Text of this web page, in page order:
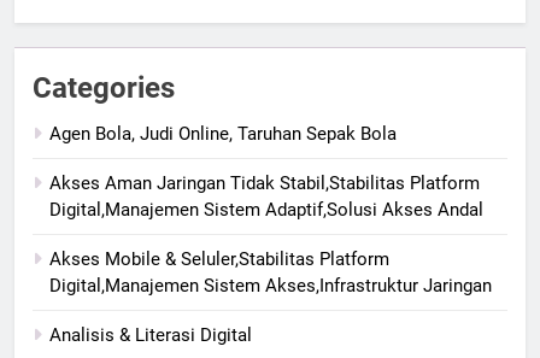
Categories
Agen Bola, Judi Online, Taruhan Sepak Bola
Akses Aman Jaringan Tidak Stabil,Stabilitas Platform
Digital,Manajemen Sistem Adaptif,Solusi Akses Andal
Akses Mobile & Seluler,Stabilitas Platform
Digital,Manajemen Sistem Akses,Infrastruktur Jaringan
Analisis & Literasi Digital